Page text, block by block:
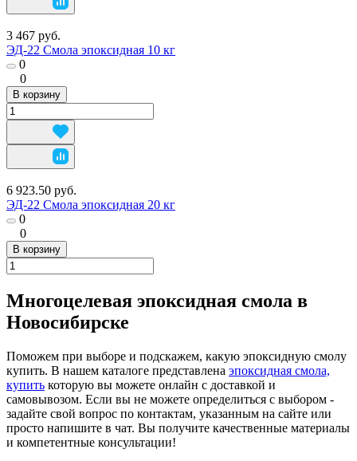
3 467 руб.
ЭД-22 Смола эпоксидная 10 кг
0
0
В корзину
6 923.50 руб.
ЭД-22 Смола эпоксидная 20 кг
0
0
В корзину
Многоцелевая эпоксидная смола в
Новосибирске
Поможем при выборе и подскажем, какую эпоксидную смолу
купить. В нашем каталоге представлена эпоксидная смола,
купить которую вы можете онлайн с доставкой и
самовывозом. Если вы не можете определиться с выбором -
задайте свой вопрос по контактам, указанным на сайте или
просто напишите в чат. Вы получите качественные материалы
и компетентные консультации!